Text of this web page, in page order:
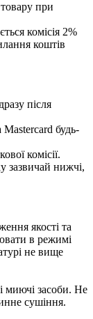
при
комісія 2%
коштів
після
будь-
комісії.
зазвичай нижчі,
якості та
в режимі
не вище
миючі засоби. Не
сушіння.